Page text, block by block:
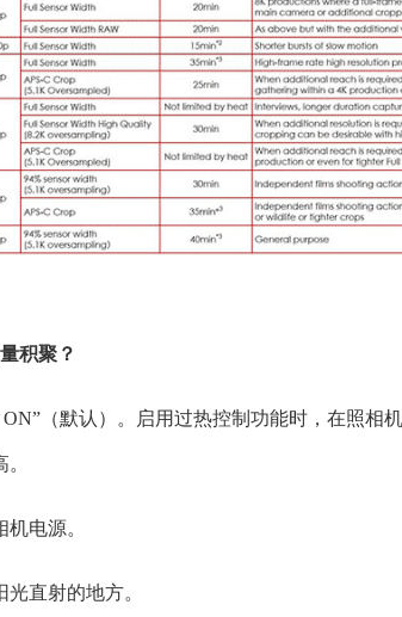
积聚？
（默认）。启用过热控制功能时，在照相
电源。
光直射的地方。